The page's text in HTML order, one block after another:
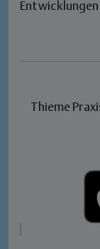
Thieme